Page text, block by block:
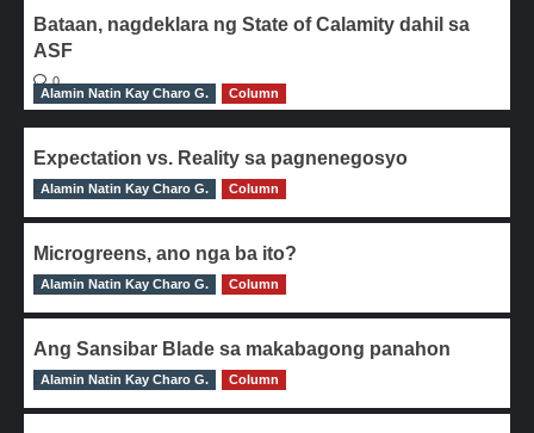
Bataan, nagdeklara ng State of Calamity dahil sa
ASF
0
Alamin Natin Kay Charo G.
Column
Expectation vs. Reality sa pagnenegosyo
0
Alamin Natin Kay Charo G. Column
Microgreens, ano nga ba ito?
0
Alamin Natin Kay Charo G. Column
Ang Sansibar Blade sa makabagong panahon
0
Alamin Natin Kay Charo G. Column